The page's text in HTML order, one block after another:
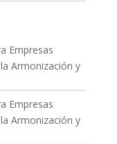
Empresas
Armonización y
Empresas
Armonización y